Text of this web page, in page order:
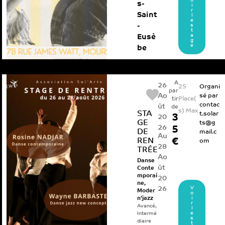
s-
Saint
-
Eusè
be
i
r
e
s
t
a
g
e
STA
GE
DE
REN
TRÉE
Danse
Conte
mporai
ne,
Moder
n’jazz
Avancé,
Intermé
diaire
26
Ao
ût
20
26
Au
28
Ao
ût
20
26
A
par
tir
de
3
5
€
25
Place(
s) Max
V
o
i
r
e
s
t
Organi
sé par
contac
t.solar
ts@g
mail.c
om